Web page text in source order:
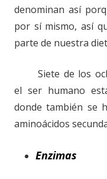
denominan así
por sí mismo, así
parte de nuestra
Siete de los
el ser humano
donde también se
aminoácidos
Enzimas